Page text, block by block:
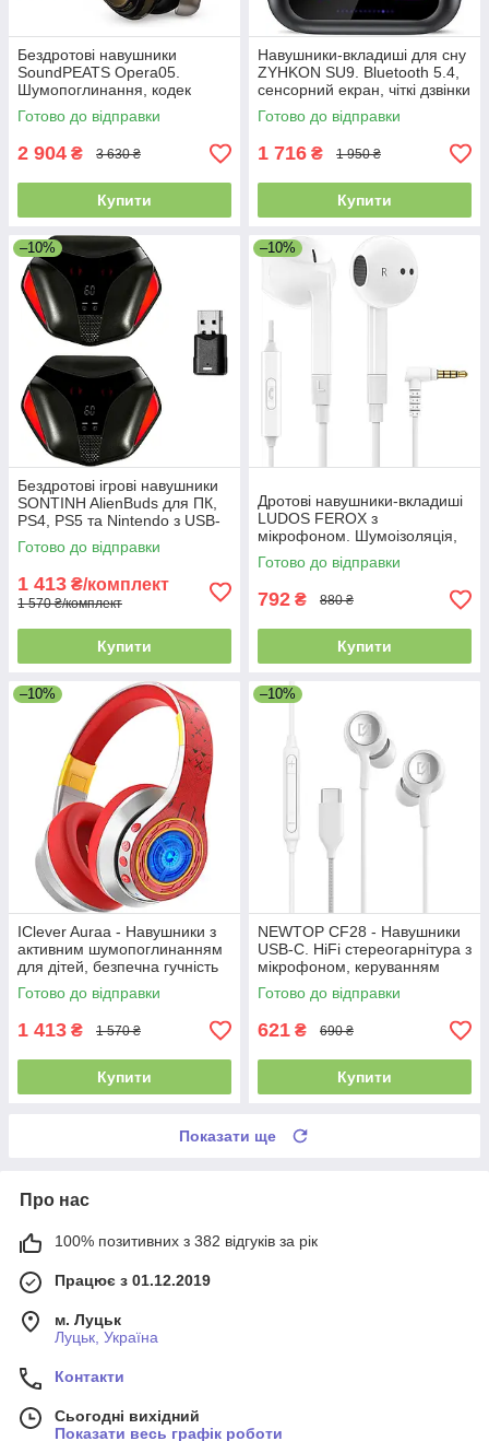
Бездротові навушники
SoundPEATS Opera05.
Шумопоглинання, кодек
LDAC, швидка зарядка.
Уцінка
Готово до відправки
2 904 ₴ 3 630 ₴
Купити
Навушники-вкладиші для сну
ZYHKON SU9. Bluetooth 5.4,
сенсорний екран, чіткі дзвінки
Готово до відправки
1 716 ₴ 1 950 ₴
Купити
–10%
Бездротові ігрові навушники
SONTINH AlienBuds для ПК,
PS4, PS5 та Nintendo з USB-
адаптером, багатоточкове
підключення, 2 комплекти
Готово до відправки
1 413 ₴/комплект
1 570 ₴/комплект
Купити
–10%
Дротові навушники-вкладиші
LUDOS FEROX з
мікрофоном. Шумоізоляція,
розʼєм 3,5 мм, для iPhone,
iPad, Samsung
Готово до відправки
792 ₴ 880 ₴
Купити
–10%
IClever Auraa - Навушники з
активним шумопоглинанням
для дітей, безпечна гучність
80 дБА, Bluetooth 6.0
Готово до відправки
1 413 ₴ 1 570 ₴
Купити
–10%
NEWTOP CF28 - Навушники
USB-C. HiFi стереогарнітура з
мікрофоном, керуванням
гучністю для Samsung,
Xiaomi, iPhone 15+
Готово до відправки
621 ₴ 690 ₴
Купити
Показати ще
Про нас
100% позитивних з 382 відгуків за рік
Працює з 01.12.2019
м. Луцьк
Луцьк, Україна
Контакти
Сьогодні вихідний
Показати весь графік роботи